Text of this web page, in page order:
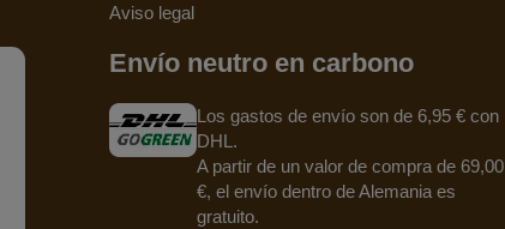
Aviso legal
Envío neutro en carbono
Los gastos de envío son de 6,95 € con
DHL.
A partir de un valor de compra de 69,00
€, el envío dentro de Alemania es
gratuito.